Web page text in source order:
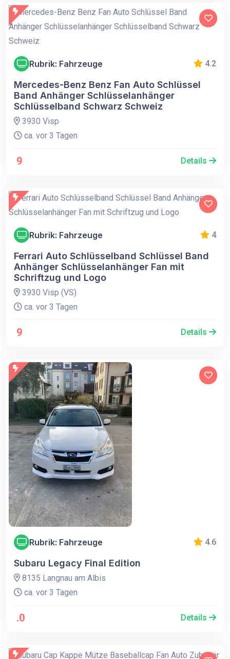
Rubrik: Fahrzeuge 4.2
Mercedes-Benz Benz Fan Auto Schlüssel
Band Anhänger Schlüsselanhänger
Schlüsselband Schwarz Schweiz
3930 Visp
ca. vor 3 Tagen
9 Details
Rubrik: Fahrzeuge 4
Ferrari Auto Schlüsselband Schlüssel Band
Anhänger Schlüsselanhänger Fan mit
Schriftzug und Logo
3930 Visp (VS)
ca. vor 3 Tagen
9 Details
Rubrik: Fahrzeuge 4.6
Subaru Legacy Final Edition
8135 Langnau am Albis
ca. vor 3 Tagen
.0 Details